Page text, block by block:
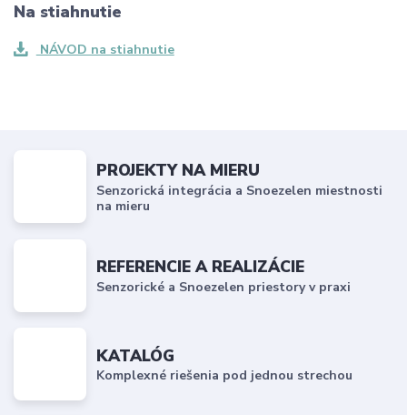
Na stiahnutie
NÁVOD na stiahnutie
PROJEKTY NA MIERU
Senzorická integrácia a Snoezelen miestnosti
na mieru
REFERENCIE A REALIZÁCIE
Senzorické a Snoezelen priestory v praxi
KATALÓG
Komplexné riešenia pod jednou strechou